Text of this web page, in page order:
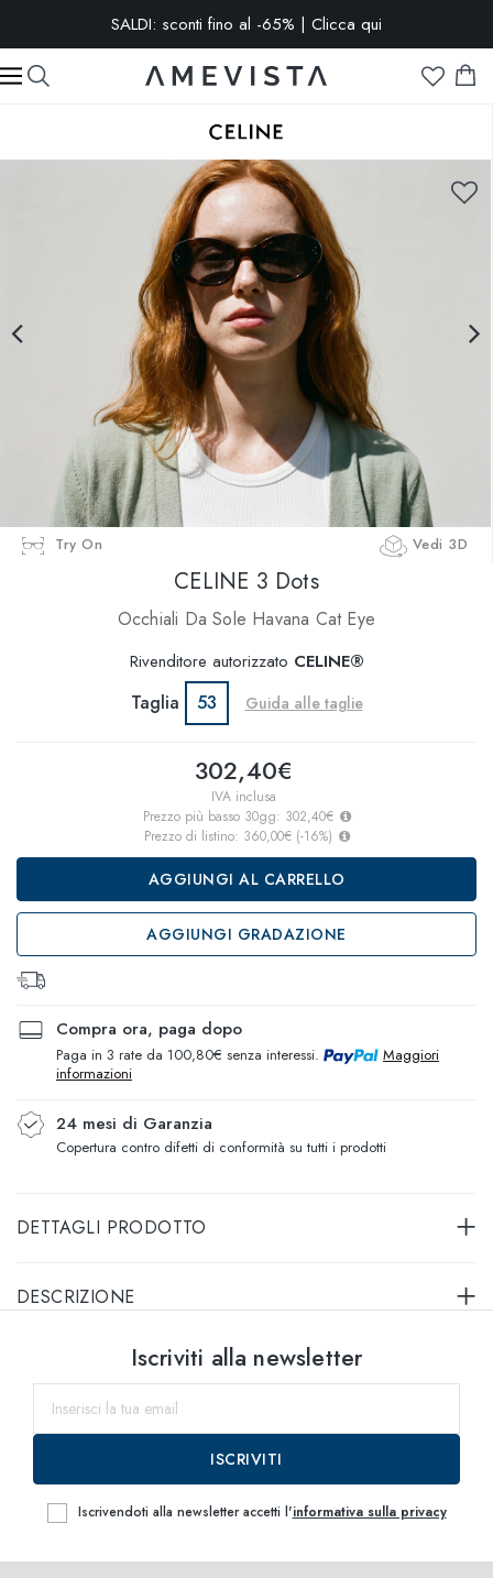
-15% extra su tutti gli occhiali con lenti graduate | Codice:
VISION15
Try On Vedi 3D
CELINE 3 Dots
Occhiali Da Sole Havana Cat Eye
Rivenditore autorizzato CELINE®
Taglia 53 Guida alle taglie
302,40€
IVA inclusa
Prezzo più basso 30gg: 302,40€
Prezzo di listino: 360,00€(-16%)
AGGIUNGI AL CARRELLO
AGGIUNGI GRADAZIONE
Compra ora, paga dopo
Paga in 3 rate da 100,80€ senza interessi.
Maggiori
informazioni
24 mesi di Garanzia
Copertura contro difetti di conformità su tutti i prodotti
DETTAGLI PRODOTTO
DESCRIZIONE
entro il
Iscriviti alla newsletter
ISCRIVITI
Iscrivendoti alla newsletter accetti l'informativa sulla privacy